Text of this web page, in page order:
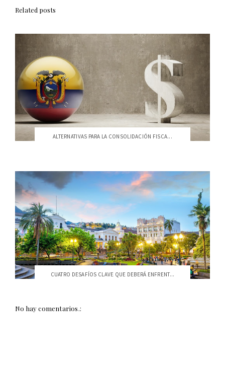
Related posts
ALTERNATIVAS PARA LA CONSOLIDACIÓN FISCA...
CUATRO DESAFÍOS CLAVE QUE DEBERÁ ENFRENT...
No hay comentarios.: